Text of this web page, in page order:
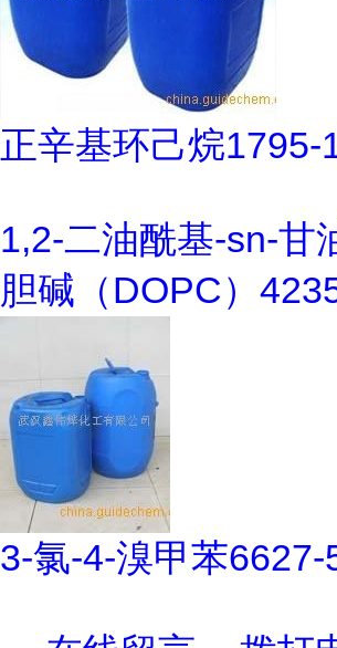
正辛基环己烷1795-
1,2-二油酰基-sn-甘
胆碱（DOPC）
3-氯-4-溴甲苯6627-